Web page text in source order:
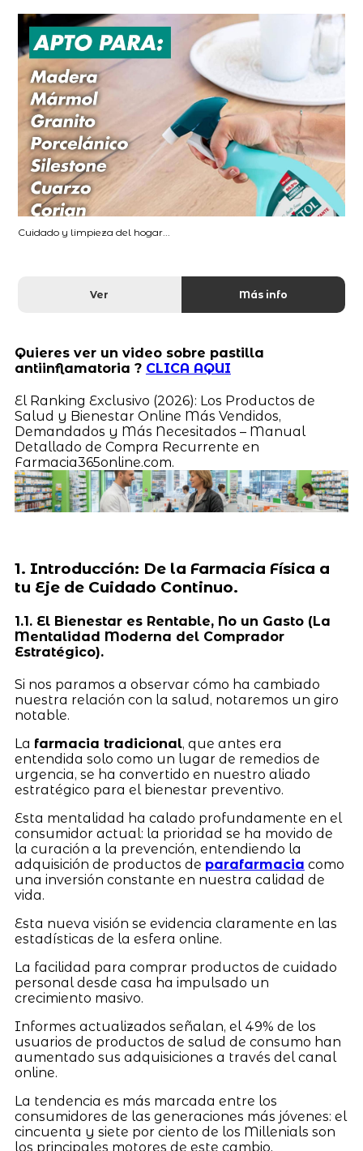
Cuidado y limpieza del hogar...
Ver Más info
Quieres ver un video sobre pastilla
antiinflamatoria ? CLICA AQUI
El Ranking Exclusivo (2026): Los Productos de
Salud y Bienestar Online Más Vendidos,
Demandados y Más Necesitados – Manual
Detallado de Compra Recurrente en
Farmacia365online.com.
1. Introducción: De la Farmacia Física a
tu Eje de Cuidado Continuo.
1.1. El Bienestar es Rentable, No un Gasto (La
Mentalidad Moderna del Comprador
Estratégico).
Si nos paramos a observar cómo ha cambiado
nuestra relación con la salud, notaremos un giro
notable.
La farmacia tradicional, que antes era
entendida solo como un lugar de remedios de
urgencia, se ha convertido en nuestro aliado
estratégico para el bienestar preventivo.
Esta mentalidad ha calado profundamente en el
consumidor actual: la prioridad se ha movido de
la curación a la prevención, entendiendo la
adquisición de productos de parafarmacia como
una inversión constante en nuestra calidad de
vida.
Esta nueva visión se evidencia claramente en las
estadísticas de la esfera online.
La facilidad para comprar productos de cuidado
personal desde casa ha impulsado un
crecimiento masivo.
Informes actualizados señalan, el 49% de los
usuarios de productos de salud de consumo han
aumentado sus adquisiciones a través del canal
online.
La tendencia es más marcada entre los
consumidores de las generaciones más jóvenes: el
cincuenta y siete por ciento de los Millenials son
los principales motores de este cambio,